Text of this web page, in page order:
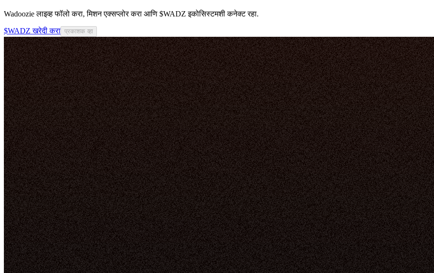
Wadoozie लाइव्ह फॉलो करा, मिशन एक्सप्लोर करा आणि $WADZ इकोसिस्टमशी कनेक्ट रहा.
$WADZ खरेदी करा प्रकाशक व्हा